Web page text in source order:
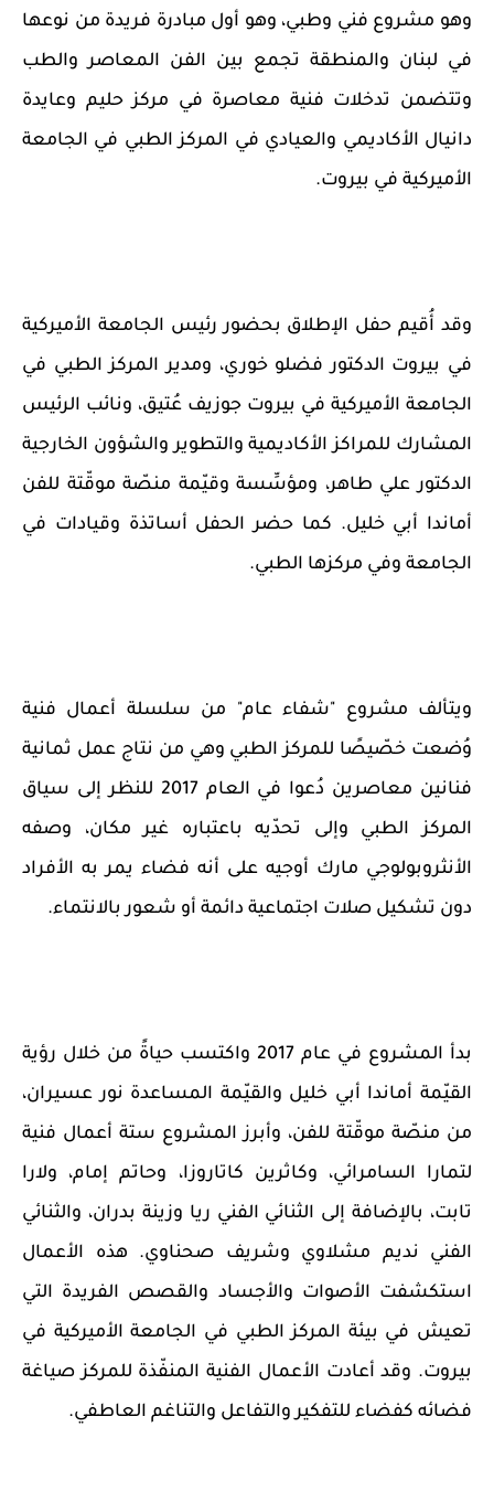
وهو مشروع فني وطبي، وهو أول مبادرة فريدة من نوعها
في لبنان والمنطقة تجمع بين الفن المعاصر والطب
وتتضمن تدخلات فنية معاصرة في مركز حليم وعايدة
دانيال الأكاديمي والعيادي في المركز الطبي في الجامعة
الأميركية في بيروت.
وقد أُقيم حفل الإطلاق بحضور رئيس الجامعة الأميركية
في بيروت الدكتور فضلو خوري، ومدير المركز الطبي في
الجامعة الأميركية في بيروت جوزيف عُتيق، ونائب الرئيس
المشارك للمراكز الأكاديمية والتطوير والشؤون الخارجية
الدكتور علي طاهر، ومؤسِّسة وقيّمة منصّة موقّتة للفن
أماندا أبي خليل. كما حضر الحفل أساتذة وقيادات في
الجامعة وفي مركزها الطبي.
ويتألف مشروع "شفاء عام" من سلسلة أعمال فنية
وُضعت خصّيصًا للمركز الطبي وهي من نتاج عمل ثمانية
فنانين معاصرين دُعوا في العام 2017 للنظر إلى سياق
المركز الطبي وإلى تحدّيه باعتباره غير مكان، وصفه
الأنثروبولوجي مارك أوجيه على أنه فضاء يمر به الأفراد
دون تشكيل صلات اجتماعية دائمة أو شعور بالانتماء.
بدأ المشروع في عام 2017 واكتسب حياةً من خلال رؤية
القيّمة أماندا أبي خليل والقيّمة المساعدة نور عسيران،
من منصّة موقّتة للفن، وأبرز المشروع ستة أعمال فنية
لتمارا السامرائي، وكاثرين كاتاروزا، وحاتم إمام، ولارا
تابت، بالإضافة إلى الثنائي الفني ريا وزينة بدران، والثنائي
الفني نديم مشلاوي وشريف صحناوي. هذه الأعمال
استكشفت الأصوات والأجساد والقصص الفريدة التي
تعيش في بيئة المركز الطبي في الجامعة الأميركية في
بيروت. وقد أعادت الأعمال الفنية المنفّذة للمركز صياغة
فضائه كفضاء للتفكير والتفاعل والتناغم العاطفي.